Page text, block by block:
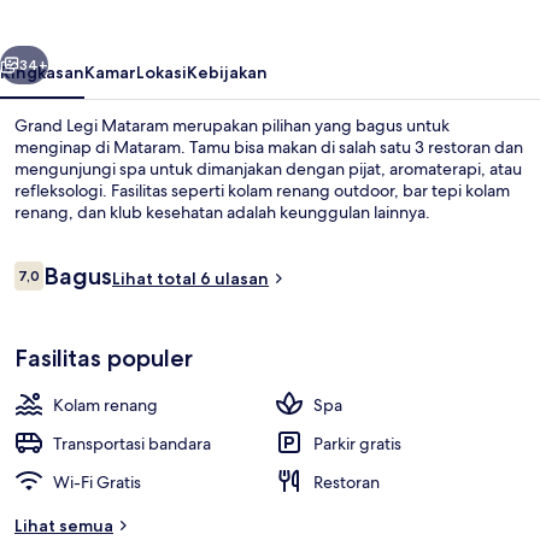
Berikutnya
34+
RingkasanKamarLokasiKebijakan
Grand Legi Mataram merupakan pilihan yang bagus untuk
menginap di Mataram. Tamu bisa makan di salah satu 3 restoran dan
mengunjungi spa untuk dimanjakan dengan pijat, aromaterapi, atau
refleksologi. Fasilitas seperti kolam renang outdoor, bar tepi kolam
renang, dan klub kesehatan adalah keunggulan lainnya.
Ulasan
7,07,0 dari 10
BagusLihat total 6 ulasan
Fasilitas populer
Kolam renang
Spa
Transportasi bandara
Parkir gratis
Wi-Fi Gratis
Restoran
Lihat semua